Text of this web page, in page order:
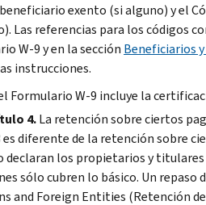
exento (si alguno)y el
. Las referencias para los códigos
W-9 y en la sección Beneficiarios
instrucciones.
Formulario W-9 incluye la
4.La retención sobre ciertos
diferente de la retención sobre
declaran los propietarios y
sólo cubren lo básico. Un repaso
and Foreign Entities (Retención